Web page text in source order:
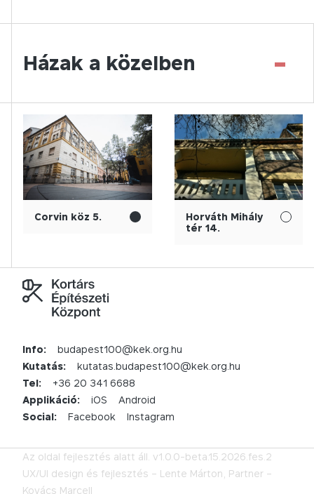
Házak a közelben -
Corvin köz 5.
Horváth Mihály
tér 14.
Info:
budapest100@kek.org.hu
Kutatás:
kutatas.budapest100@kek.org.hu
Tel:
+36 20 341 6688
Applikáció:
iOS
Android
Social:
Facebook Instagram
Az oldal fejlesztés alatt áll. v1.0.0-beta.15.2026.fes.2
UX/UI design és fejlesztés – Lente Márton, Partner –
Kovács Marcell